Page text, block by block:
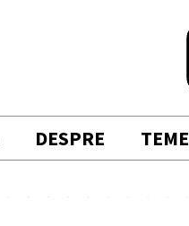
DESPRE TEME